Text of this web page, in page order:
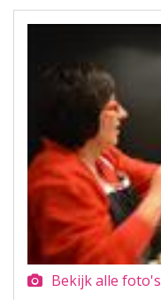
Bekijk alle foto's